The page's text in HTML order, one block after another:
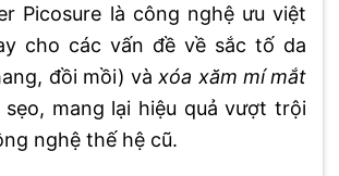
Picosure là công nghệ ưu việt
cho các vấn đề về sắc tố da
đồi mồi) và xóa xăm mí mắt
sẹo, mang lại hiệu quả vượt trội
nghệ thế hệ cũ.